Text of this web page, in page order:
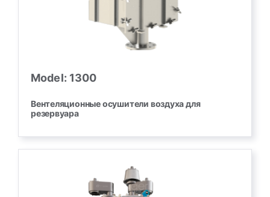
Model: 1300
Вентеляционные осушители воздуха для
резервуара